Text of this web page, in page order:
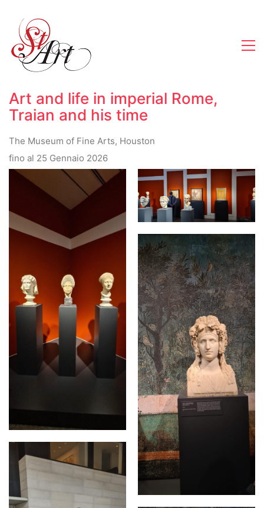
Art and life in imperial Rome,
Traian and his time
The Museum of Fine Arts, Houston
fino al 25 Gennaio 2026